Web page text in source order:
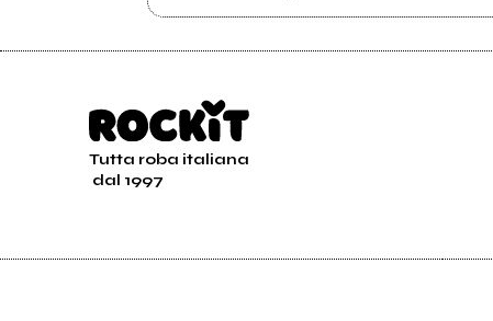
Tutta roba italiana
dal 1997